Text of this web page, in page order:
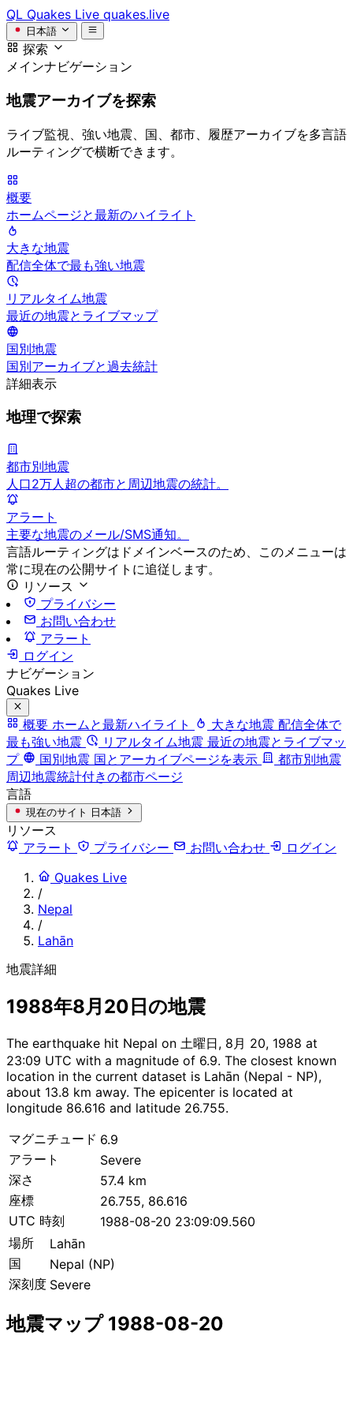
QL Quakes Live quakes.live
日本語
探索
メインナビゲーション
地震アーカイブを探索
ライブ監視、強い地震、国、都市、履歴アーカイブを多言語
ルーティングで横断できます。
概要
ホームページと最新のハイライト
大きな地震
配信全体で最も強い地震
リアルタイム地震
最近の地震とライブマップ
国別地震
国別アーカイブと過去統計
詳細表示
地理で探索
都市別地震
人口2万人超の都市と周辺地震の統計。
アラート
主要な地震のメール/SMS通知。
言語ルーティングはドメインベースのため、このメニューは
常に現在の公開サイトに追従します。
リソース
プライバシー
お問い合わせ
アラート
ログイン
ナビゲーション
Quakes Live
概要 ホームと最新ハイライト 大きな地震 配信全体で
最も強い地震
リアルタイム地震 最近の地震とライブマッ
プ
国別地震 国とアーカイブページを表示
都市別地震
周辺地震統計付きの都市ページ
言語
現在のサイト 日本語
リソース
アラート
プライバシー お問い合わせ
ログイン
Quakes Live
/
Nepal
/
Lahān
地震詳細
1988年8月20日の地震
The earthquake hit Nepal on 土曜日, 8月 20, 1988 at
23:09 UTC with a magnitude of 6.9. The closest known
location in the current dataset is Lahān (Nepal - NP),
about 13.8 km away. The epicenter is located at
longitude 86.616 and latitude 26.755.
マグニチュード 6.9
アラート
Severe
深さ
57.4 km
座標
26.755, 86.616
UTC 時刻
1988-08-20 23:09:09.560
場所
Lahān
国
Nepal (NP)
深刻度 Severe
地震マップ 1988-08-20